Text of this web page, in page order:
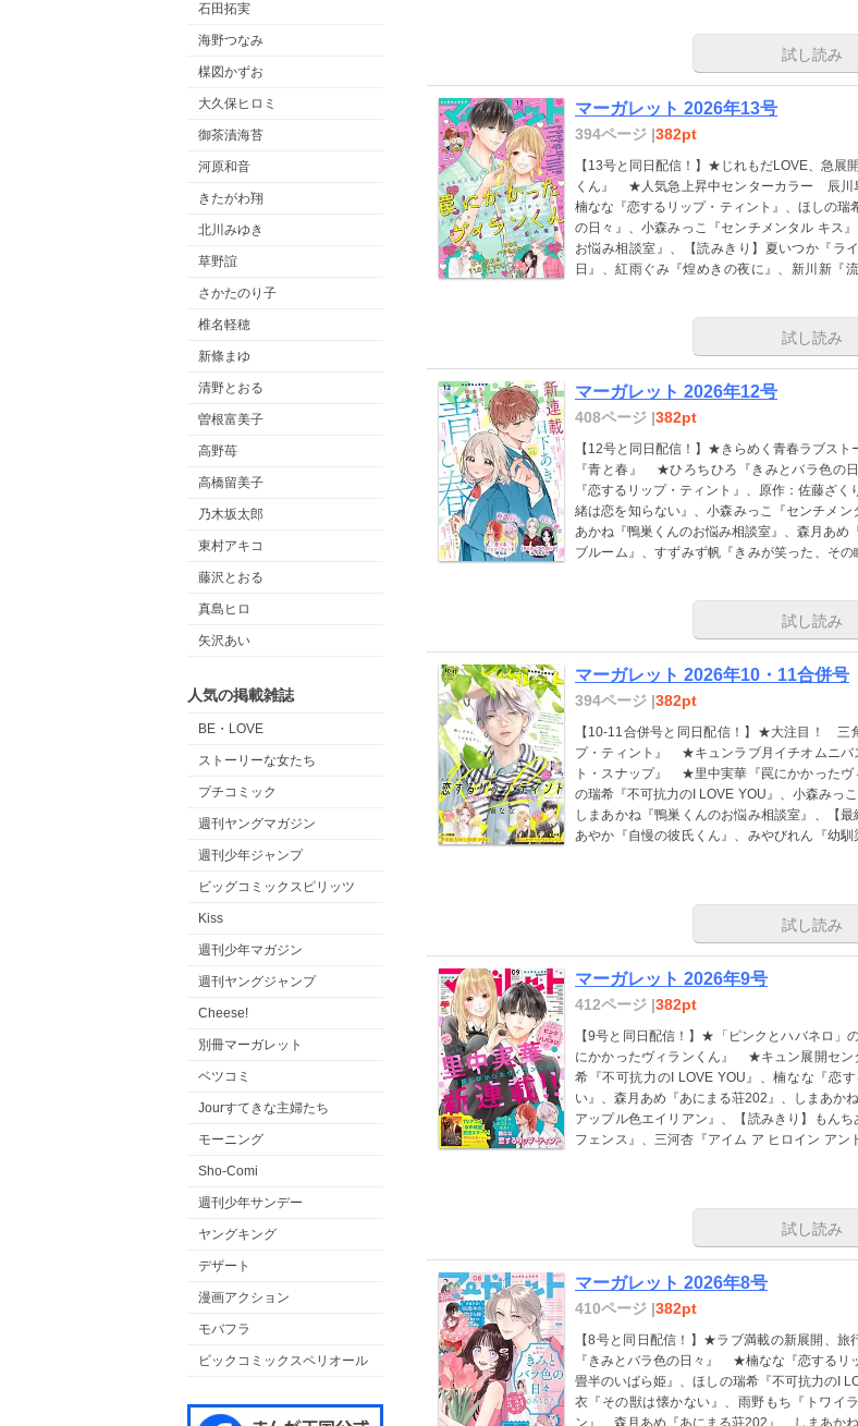
石田拓実
海野つなみ
楳図かずお
大久保ヒロミ
御茶漬海苔
河原和音
きたがわ翔
北川みゆき
草野誼
さかたのり子
椎名軽穂
新條まゆ
清野とおる
曽根富美子
高野苺
高橋留美子
乃木坂太郎
東村アキコ
藤沢とおる
真島ヒロ
矢沢あい
人気の掲載雑誌
BE・LOVE
ストーリーな女たち
プチコミック
週刊ヤングマガジン
週刊少年ジャンプ
ビッグコミックスピリッツ
Kiss
週刊少年マガジン
週刊ヤングジャンプ
Cheese!
別冊マーガレット
ベツコミ
Jourすてきな主婦たち
モーニング
Sho-Comi
週刊少年サンデー
ヤングキング
デザート
漫画アクション
モバフラ
ビックコミックスペリオール
試し読み
マーガレット 2026年13号
394ページ |382pt
【13号と同日配信！】★じれもだLOVE、急
くん』 ★人気急上昇中センターカラー 辰川
楠なな『恋するリップ・ティント』、ほしの
の日々』、小森みっこ『センチメンタル キス
お悩み相談室』、【読みきり】夏いつか『ラ
日』、紅雨ぐみ『煌めきの夜に』、新川新『
試し読み
マーガレット 2026年12号
408ページ |382pt
【12号と同日配信！】★きらめく青春ラブス
『青と春』 ★ひろちひろ『きみとバラ色の
『恋するリップ・ティント』、原作：佐藤ざ
緒は恋を知らない』、小森みっこ『センチメ
あかね『鴨巣くんのお悩み相談室』、森月あ
ブルーム』、すずみず帆『きみが笑った、そ
試し読み
マーガレット 2026年10・11合併号
394ページ |382pt
【10-11合併号と同日配信！】★大注目！
プ・ティント』 ★キュンラブ月イチオムニ
ト・スナップ』 ★里中実華『罠にかかったヴ
の瑞希『不可抗力のI LOVE YOU』、小森みっ
しまあかね『鴨巣くんのお悩み相談室』、【
あやか『自慢の彼氏くん』、みやびれん『幼
い『君ともっと話してみたい。』、そらの星
試し読み
マーガレット 2026年9号
412ページ |382pt
【9号と同日配信！】★「ピンクとハバネロ
にかかったヴィランくん』 ★キュン展開セ
希『不可抗力のI LOVE YOU』、楠なな『恋
い』、森月あめ『あにまる荘202』、しまあか
アップル色エイリアン』、【読みきり】もん
フェンス』、三河杏『アイム ア ヒロイン アン
特集】ひない菜月『たぶん、きっと、熱の
試し読み
マーガレット 2026年8号
410ページ |382pt
【8号と同日配信！】★ラブ満載の新展開、
『きみとバラ色の日々』 ★楠なな『恋するリ
畳半のいばら姫』、ほしの瑞希『不可抗力のI
衣『その獣は懐かない』、雨野もち『トワイ